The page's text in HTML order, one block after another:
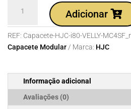
Capacete
HJC
i80
MC4SF
Adicionar
REF: Capacete-HJC-i80-VELLY-
Capacete Modular
Marca: HJC
Informação adicional
Avaliações (0)